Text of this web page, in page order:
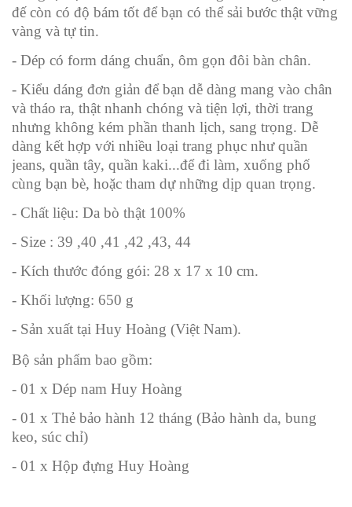
đế còn có độ bám tốt để bạn có thể sải bước thật vững
vàng và tự tin.
- Dép có form dáng chuẩn, ôm gọn đôi bàn chân.
- Kiểu dáng đơn giản để bạn dễ dàng mang vào chân
và tháo ra, thật nhanh chóng và tiện lợi, thời trang
nhưng không kém phần thanh lịch, sang trọng. Dễ
dàng kết hợp với nhiều loại trang phục như quần
jeans, quần tây, quần kaki...để đi làm, xuống phố
cùng bạn bè, hoặc tham dự những dịp quan trọng.
- Chất liệu: Da bò thật 100%
- Size : 39 ,40 ,41 ,42 ,43, 44
- Kích thước đóng gói: 28 x 17 x 10 cm.
- Khối lượng: 650 g
- Sản xuất tại Huy Hoàng (Việt Nam).
Bộ sản phẩm bao gồm:
- 01 x Dép nam Huy Hoàng
- 01 x Thẻ bảo hành 12 tháng (Bảo hành da, bung
keo, súc chỉ)
- 01 x Hộp đựng Huy Hoàng